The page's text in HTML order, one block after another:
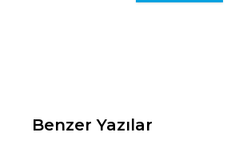
Benzer Yazılar